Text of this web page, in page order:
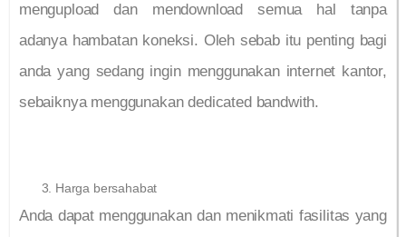
mengupload dan mendownload semua hal tanpa
adanya hambatan koneksi. Oleh sebab itu penting bagi
anda yang sedang ingin menggunakan internet kantor,
sebaiknya menggunakan dedicated bandwith.
Harga bersahabat
Anda dapat menggunakan dan menikmati fasilitas yang